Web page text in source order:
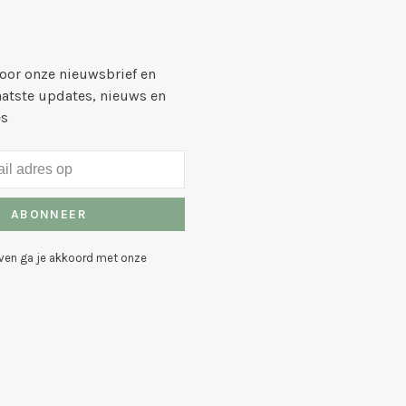
onze nieuwsbrief en
updates, nieuws en
ABONNEER
ga je akkoord met onze